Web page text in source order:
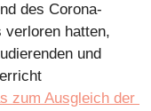
des Corona-
verloren hatten,
und
zum Ausgleich der